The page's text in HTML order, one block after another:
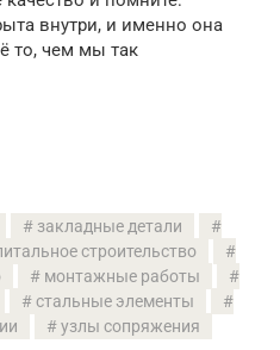
внутри, и именно она
то, чем мы так
закладные детали
строительство
монтажные работы
стальные элементы
узлы сопряжения